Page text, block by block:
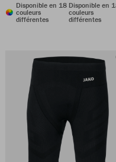
Disponible en 18
couleurs
différentes
Disponible en
couleurs
différentes